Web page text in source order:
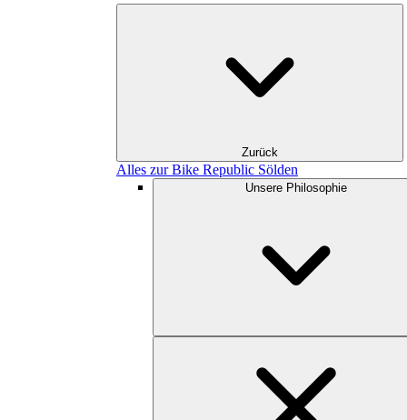
Zurück
Alles zur Bike Republic Sölden
Unsere Philosophie